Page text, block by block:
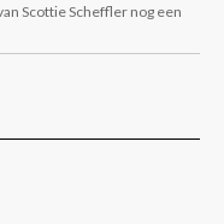
Scottie Scheffler nog een